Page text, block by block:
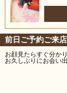
前日ご予約ご来
お顔見たらすぐ分か
お久しぶりにお会い